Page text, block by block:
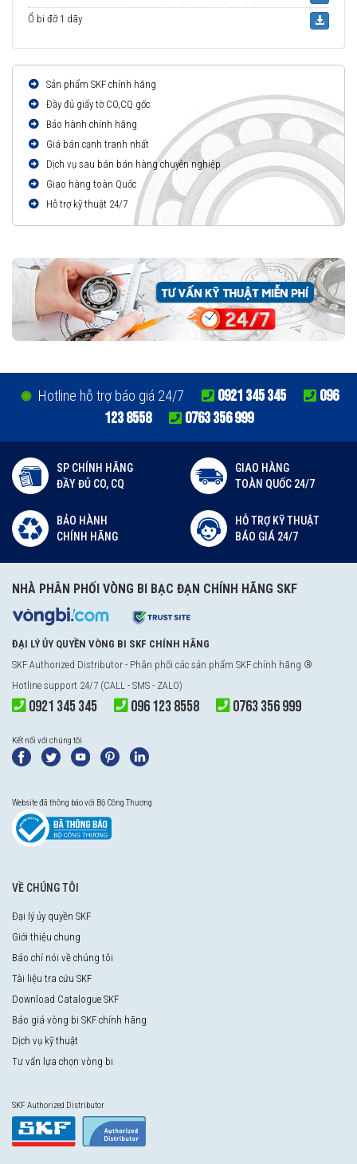
Ổ bi đỡ 1 dãy
Sản phẩm SKF chính hãng
Đầy đủ giấy tờ CO,CQ gốc
Bảo hành chính hãng
Giá bán cạnh tranh nhất
Dịch vụ sau bán bán hàng chuyên nghiệp
Giao hàng toàn Quốc
Hỗ trợ kỹ thuật 24/7
Hotline hỗ trợ báo giá 24/7 0921 345 345
096
123 8558
0763 356 999
SP CHÍNH HÃNG
ĐẦY ĐỦ CO, CQ
GIAO HÀNG
TOÀN QUỐC 24/7
BẢO HÀNH
CHÍNH HÃNG
HỖ TRỢ KỸ THUẬT
BÁO GIÁ 24/7
NHÀ PHÂN PHỐI VÒNG BI BẠC ĐẠN CHÍNH HÃNG SKF
ĐẠI LÝ ỦY QUYỀN VÒNG BI SKF CHÍNH HÃNG
SKF Authorized Distributor - Phân phối các sản phẩm SKF chính hãng ®
Hotline support 24/7 (CALL - SMS - ZALO)
0921 345 345 096 123 8558 0763 356 999
Kết nối với chúng tôi
Website đã thông báo với Bộ Công Thương
VỀ CHÚNG TÔI
Đại lý ủy quyền SKF
Giới thiệu chung
Báo chí nói về chúng tôi
Tài liệu tra cứu SKF
Download Catalogue SKF
Báo giá vòng bi SKF chính hãng
Dịch vụ kỹ thuật
Tư vấn lựa chọn vòng bi
SKF Authorized Distributor